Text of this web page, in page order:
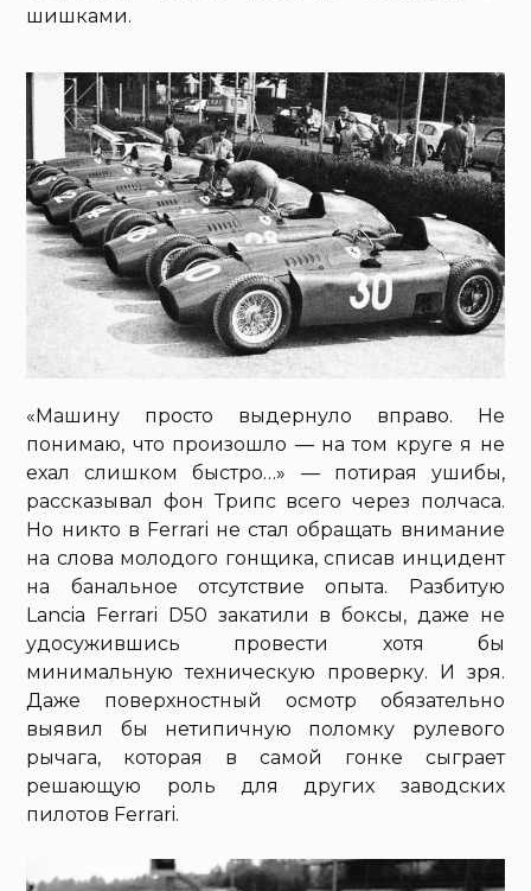
шишками.
«Машину просто выдернуло вправо. Не
понимаю, что произошло — на том круге я не
ехал слишком быстро…» — потирая ушибы,
рассказывал фон Трипс всего через полчаса.
Но никто в Ferrari не стал обращать внимание
на слова молодого гонщика, списав инцидент
на банальное отсутствие опыта. Разбитую
Lancia Ferrari D50 закатили в боксы, даже не
удосужившись провести хотя бы
минимальную техническую проверку. И зря.
Даже поверхностный осмотр обязательно
выявил бы нетипичную поломку рулевого
рычага, которая в самой гонке сыграет
решающую роль для других заводских
пилотов Ferrari.